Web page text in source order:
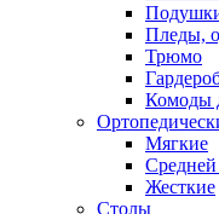
Пледы,
Трюмо
Комоды
Мягкие
Средней
Жесткие
Столы